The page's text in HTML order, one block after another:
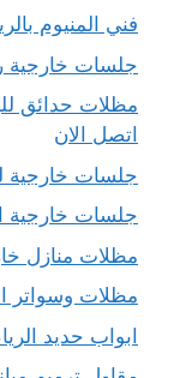
فني المنيوم
جلسات خارجية
اتصل الان
جلسات خارجية
جلسات خارجية
مظلات منازل
مظلات وسواتر
ابواب حديد